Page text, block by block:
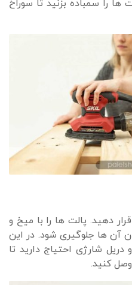
را سمباده بزنید تا سوراخ
دهید. پالت ها را با میخ و
آن ها جلوگیری شود. در این
شارژی احتیاج دارید تا
کنید.